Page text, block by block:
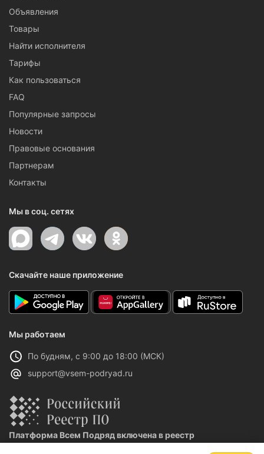
Объявления
Товары
Найти исполнителя
Тарифы
Как пользоваться
FAQ
Популярные запросы
Новости
Правовые основания
Партнерам
Контакты
Мы в соц. сетях
Скачайте наше приложение
Мы работаем
По будням, с 9:00 до 18:00 (МСК)
support@vsem-podryad.ru
Платформа Всем Подряд включена в реестр